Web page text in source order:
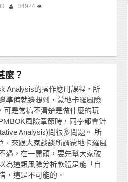
34924
麼？
Analysis的操作應用課程，所
準備就邊想到，蒙地卡羅風險
可是常搞不清楚是做什麼的玩
風險章節時，同學都會針
Analysis)問很多問題。 所
，來跟大家談談所謂蒙地卡羅風
過，在一開頭，要先幫大家破
為這類風險分析軟體是能「自
，這是不可能的。